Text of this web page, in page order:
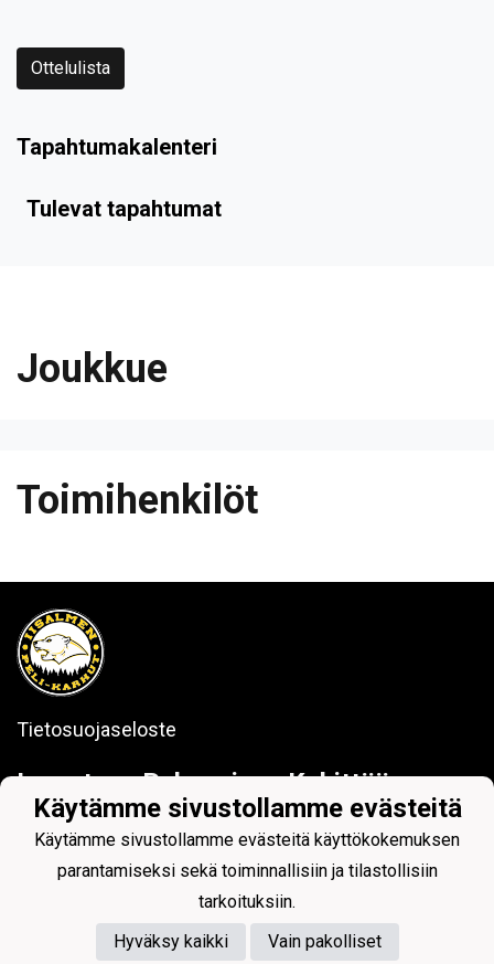
Ottelulista
Tapahtumakalenteri
Tulevat tapahtumat
Joukkue
Toimihenkilöt
Tietosuojaseloste
InnostavaPelaaminenKehittää
IPK
Powered by
Käytämme sivustollamme evästeitä
Käytämme sivustollamme evästeitä käyttökokemuksen
parantamiseksi sekä toiminnallisiin ja tilastollisiin
tarkoituksiin.
Hyväksy kaikki
Vain pakolliset